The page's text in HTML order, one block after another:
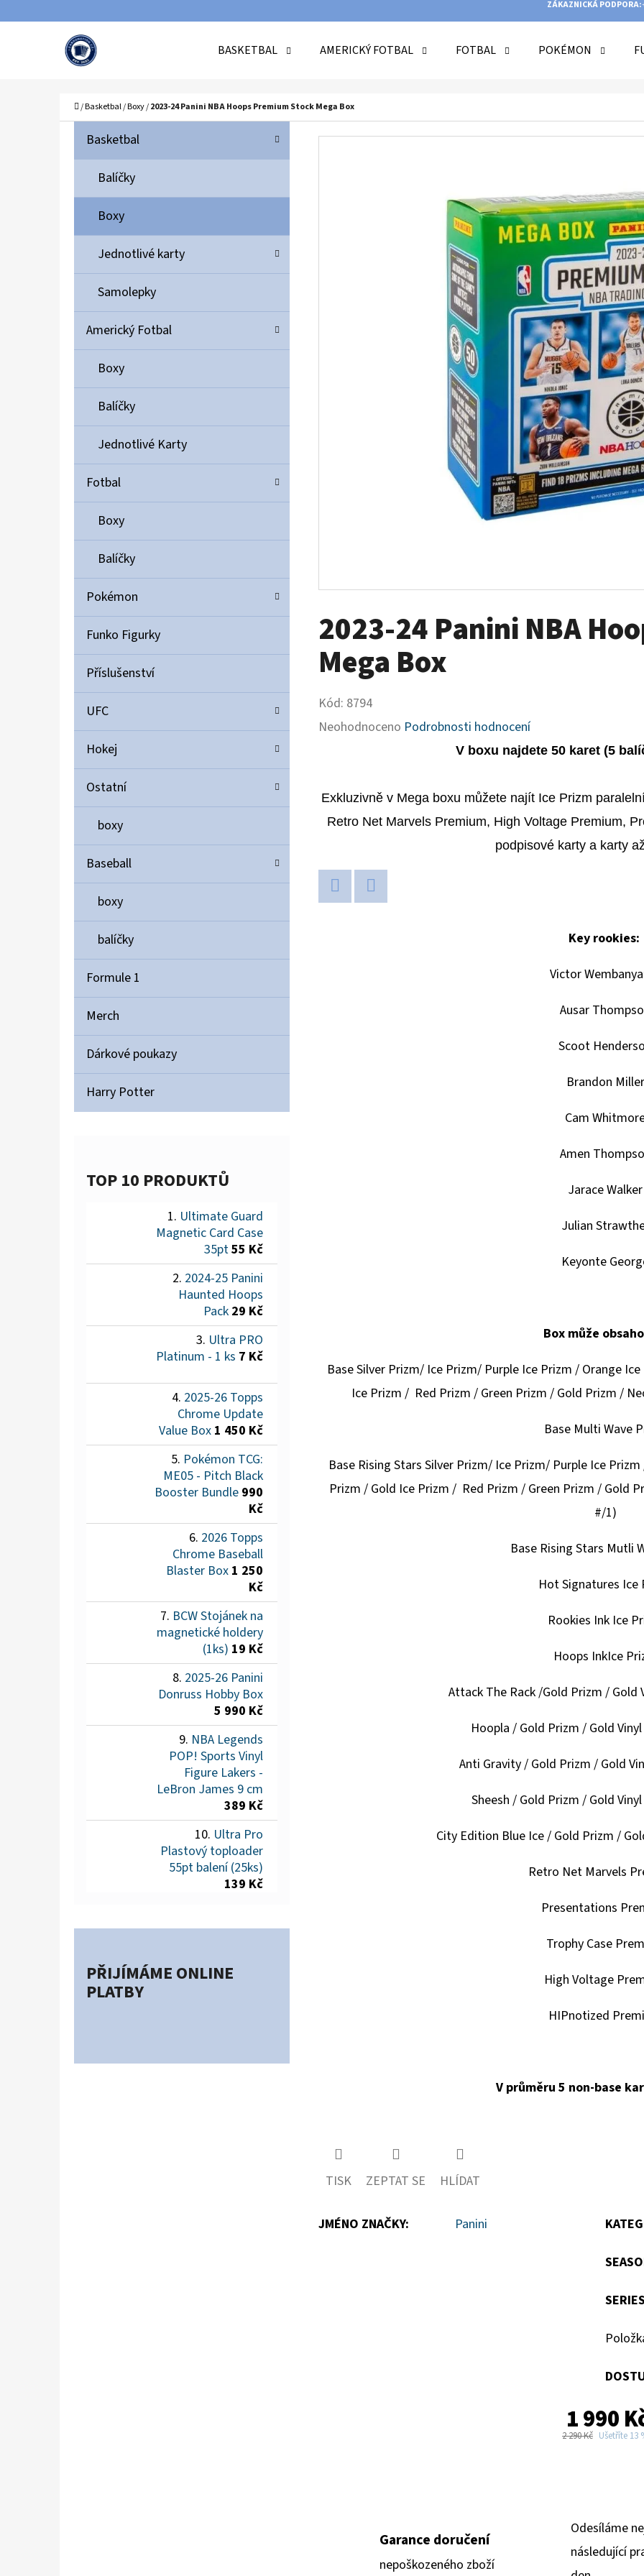
ZÁKAZNICKÁ PODPORA:
BASKETBAL AMERICKÝ FOTBAL FOTBAL POKÉMON
Domů
/Basketbal/Boxy/2023-24 Panini NBA Hoops Premium Stock Mega Box
Přeskočit
kategorie
K
T
G
R
E
Basketbal
Balíčky
Boxy
Jednotlivé karty
Samolepky
Americký Fotbal
Boxy
Balíčky
Jednotlivé Karty
Fotbal
Boxy
Balíčky
Pokémon
Funko Figurky
Příslušenství
UFC
Hokej
Ostatní
boxy
Baseball
boxy
balíčky
Formule 1
Merch
Dárkové poukazy
Harry Potter
TOP 10 PRODUKTŮ
Ultimate Guard
Magnetic Card Case
35pt55 Kč
2024-25 Panini
Haunted Hoops
Pack 29 Kč
Ultra PRO
Platinum - 1 ks 7 Kč
2025-26 Topps
Chrome Update
Value Box 1 450 Kč
Pokémon TCG:
ME05 - Pitch Black
Booster Bundle 990
Kč
2026 Topps
Chrome Baseball
Blaster Box 1 250
Kč
BCW Stojánek na
magnetické holdery
(1ks) 19 Kč
2025-26 Panini
Donruss Hobby Box
5 990 Kč
NBA Legends
POP! Sports Vinyl
Figure Lakers -
LeBron James 9 cm
389 Kč
Ultra Pro
Plastový toploader
55pt balení (25ks)
139 Kč
PŘIJÍMÁME ONLINE
PLATBY
2023-24 Panini NBA
Mega Box
Kód: 8794
Průměrné
je
0,0
5
hvězdiček.
Neohodnoceno Podrobnosti hodnocení
V boxu najdete 50 karet (5
Exkluzivně v Mega boxu můžete najít Ice Prizm
Retro Net Marvels Premium, High Voltage Premium,
podpisové karty a karty
Key rookies:
Victor
Ausar
Scoot
Brandon Miller
Cam
Amen
Jarace Walker
Julian
Keyonte
Box může
Base Silver Prizm/ Ice Prizm/ Purple Ice Prizm / Orange
Ice Prizm / Red Prizm / Green Prizm / Gold Prizm /
Base Multi Wave
Base Rising Stars Silver Prizm/ Ice Prizm/ Purple Ice
Prizm / Gold Ice Prizm / Red Prizm / Green Prizm / Gold
#/1)
Base Rising Stars Mutli
Hot Signatures Ice
Rookies Ink Ice
Hoops InkIce
Attack The Rack /Gold Prizm / Gold
Hoopla / Gold Prizm / Gold
Anti Gravity / Gold Prizm / Gold
Sheesh / Gold Prizm / Gold
City Edition Blue Ice / Gold Prizm /
Retro Net Marvels
Presentations
Trophy Case
High Voltage
HIPnotized
V průměru 5 non-base
TISK ZEPTAT SE HLÍDAT
JMÉNO ZNAČKY: Panini
SERIES
1 990
2 290 Kč Ušetříte 13
Garance doručení
nepoškozeného zboží
Odesíláme
následující
Zpět
Zpět
DOPORUČUJEME
ULTIMATE GUARD MAGNETIC CARD CASE 35PT
2024-25 PANINI HAUNTED HOOPS PACK
ULTRA PRO
7 Kč